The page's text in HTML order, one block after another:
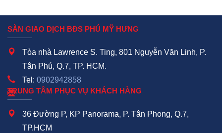
SÀN GIAO DỊCH BĐS PHÚ MỸ HƯNG
Tòa nhà Lawrence S. Ting, 801 Nguyễn Văn Linh, P.
Tân Phú, Q.7, TP. HCM.
Tel: 0902942858
TRUNG TÂM PHỤC VỤ KHÁCH HÀNG
36 Đường P, KP Panorama, P. Tân Phong, Q.7,
TP.HCM